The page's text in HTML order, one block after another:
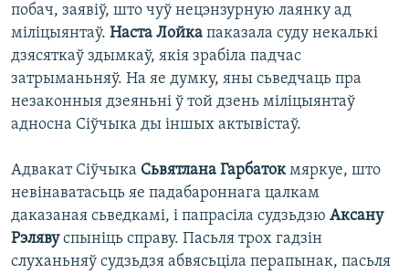
побач, заявіў, што чуў нецэнзурную лаянку ад
міліцыянтаў. Наста Лойка паказала суду некалькі
дзясяткаў здымкаў, якія зрабіла падчас
затрыманьняў. На яе думку, яны сьведчаць пра
незаконныя дзеяньні ў той дзень міліцыянтаў
адносна Сіўчыка ды іншых актывістаў.
Адвакат Сіўчыка Сьвятлана Гарбатокмяркуе, што
невінаватасьць яе падабароннага цалкам
даказаная сьведкамі, і папрасіла судзьдзю Аксану
Рэлявуспыніць справу. Пасьля трох гадзін
слуханьняў судзьдзя абвясьціла перапынак, пасьля